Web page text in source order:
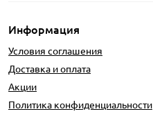
Информация
Условия соглашения
Доставка и оплата
Акции
Политика конфиденциальности